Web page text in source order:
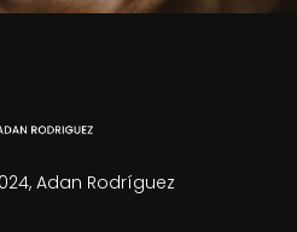
Adan Rodríguez